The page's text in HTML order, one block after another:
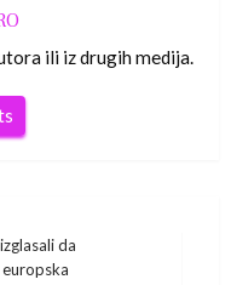
ili iz drugih medija.
da